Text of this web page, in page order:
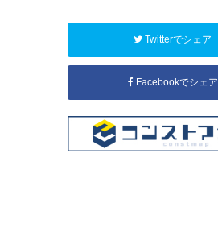
Twitterでシェア
Facebookでシェア